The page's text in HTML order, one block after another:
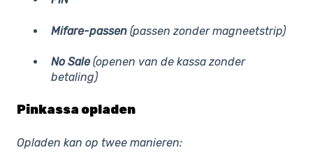
Mifare-passen (passen zonder magneetstrip)
No Sale (openen van de kassa zonder
betaling)
Pinkassa opladen
Opladen kan op twee manieren: